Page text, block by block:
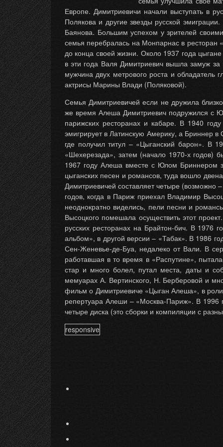
Европе. Димитриевичи начали выступать в
Полякова и другие звезды русской
Баянова. Большим успехом у зрителей
семья перебралась на Монпарнас в
до конца своей жизни. Около 1937 года
в эти года Валя Димитриевич вышла замуж за
мужчина двух метрового роста и обладатель
актрисы Марины Влади (Поляковой).
Семья Димитриевичей если не дружила
же время Алеша Димитриевич подружился с
парижских ресторанах и кабаре. В 1940
эмигрирует в Латинскую Америку, а Бриннер
где получил титул – «Цыганский барон». В
«Шехерезада», затем (начало 1970-х
1967 году Алеша вместе с Юлом Бриннером
цыганских песен и романсов, туда вошло
Димитриевичей составляет четыре (возможно
годов, когда в Париж приехал Владимир
неоднократно виделись, пели песни и
Высоцкого помешала осуществить этот
русских ресторанах на Брайтон-бич. В 1976
альбом», в другой версии – «Табак». В 1986
Сен-Женевье-де-Буа, недалеко от Вали. В
работавшая в то время в «Распутине»,
стар и много болел, путал места, даты и
мемуарах А. Вертинского, Н. Берберовой и
фильм о Димитриевиче «Цыган Алеша», в
репертуара Алеши – «Москва-Париж». В 1996
четыре диска (это сборки и компиляции с
responsive